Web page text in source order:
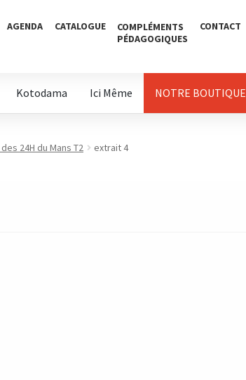
AGENDA CATALOGUE
COMPLÉMENTS
PÉDAGOGIQUES
CONTACT
Kotodama Ici Même NOTRE BOUTIQUE
24H du Mans T2 extrait 4